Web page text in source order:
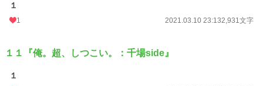
１
1 2021.03.10 23:132,931文字
１１『俺。超、しつこい。：千場side』
１